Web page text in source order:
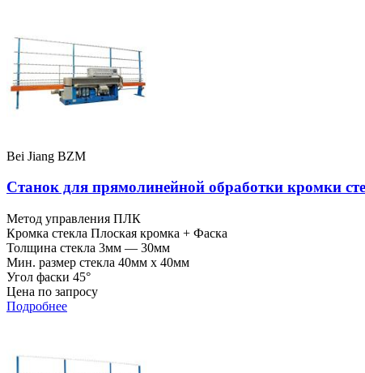
Bei Jiang BZM
Станок для прямолинейной обработки кромки
Метод управления ПЛК
Кромка стекла Плоская кромка + Фаска
Толщина стекла 3мм — 30мм
Мин. размер стекла 40мм x 40мм
Угол фаски 45°
Цена по запросу
Подробнее